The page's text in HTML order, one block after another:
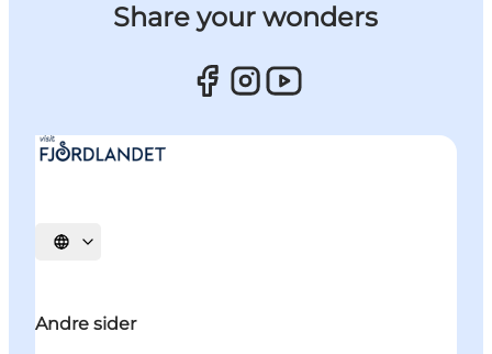
Share your wonders
Vælg sprog
Andre sider